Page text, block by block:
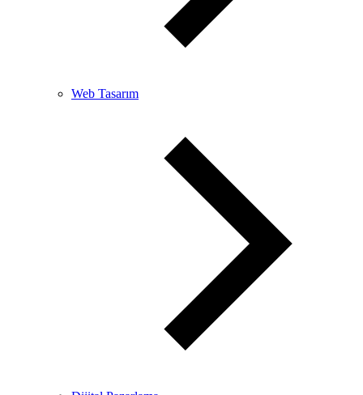
Web Tasarım